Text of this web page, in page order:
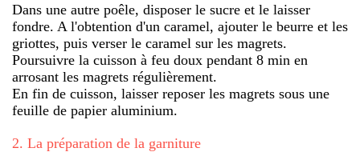
Dans une autre poêle, disposer le sucre et le laisser
fondre. A l'obtention d'un caramel, ajouter le beurre et les
griottes, puis verser le caramel sur les magrets.
Poursuivre la cuisson à feu doux pendant 8 min en
arrosant les magrets régulièrement.
En fin de cuisson, laisser reposer les magrets sous une
feuille de papier aluminium.
2. La préparation de la garniture